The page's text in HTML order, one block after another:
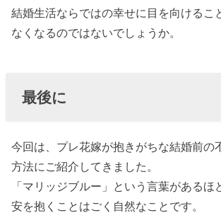
結婚生活ならではの幸せに目を向けるこ
なくなるのではないでしょうか。
最後に
今回は、プレ花嫁が抱きがちな結婚前の
方法にご紹介してきました。
「マリッジブルー」という言葉があるほ
安を抱くことはごく自然なことです。